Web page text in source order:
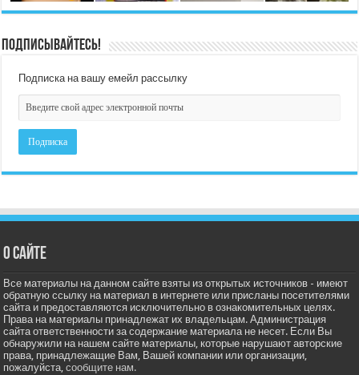
Подписывайтесь!
Подписка на вашу емейл рассылку
О сайте
Все материалы на данном сайте взяты из открытых источников - имеют
обратную ссылку на материал в интернете или присланы посетителями
сайта и предоставляются исключительно в ознакомительных целях.
Права на материалы принадлежат их владельцам. Администрация
сайта ответственности за содержание материала не несет. Если Вы
обнаружили на нашем сайте материалы, которые нарушают авторские
права, принадлежащие Вам, Вашей компании или организации,
пожалуйста,сообщите нам.